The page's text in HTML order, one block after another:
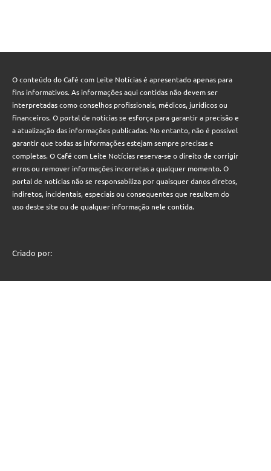
O conteúdo do Café com Leite Notícias é apresentado apenas para
fins informativos. As informações aqui contidas não devem ser
interpretadas como conselhos profissionais, médicos, jurídicos ou
financeiros. O portal de notícias se esforça para garantir a precisão e
a atualização das informações publicadas. No entanto, não é possível
garantir que todas as informações estejam sempre precisas e
completas. O Café com Leite Notícias reserva-se o direito de corrigir
erros ou remover informações incorretas a qualquer momento. O
portal de notícias não se responsabiliza por quaisquer danos diretos,
indiretos, incidentais, especiais ou consequentes que resultem do
uso deste site ou de qualquer informação nele contida.
Criado por: